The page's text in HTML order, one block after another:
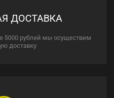
ДОСТАВКА
5000 рублей мы осуществим
доставку